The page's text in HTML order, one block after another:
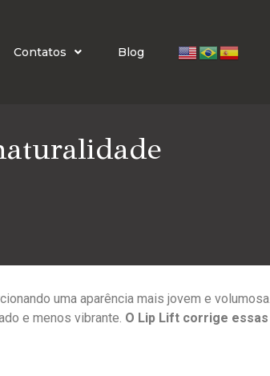
Contatos Blog
uma aparência mais jovem e
e menos vibrante. O Lip Lift corrige essas